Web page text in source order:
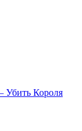
Убить Короля